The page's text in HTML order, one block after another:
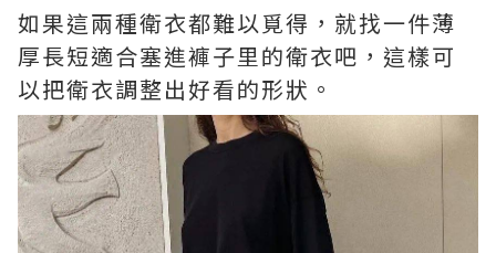
如果這兩種衛衣都難以覓得，就找一件薄
厚長短適合塞進褲子里的衛衣吧，這樣可
以把衛衣調整出好看的形狀。